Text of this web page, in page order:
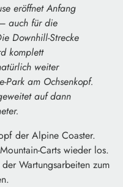
eröffnet Anfang
auch für die
Downhill-Strecke
komplett
weiter
Park am Ochsenkopf.
auf dann
der Alpine Coaster.
Carts wieder los.
Wartungsarbeiten zum